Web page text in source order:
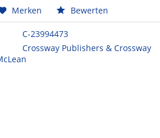
Merken Bewerten
C-23994473
Crossway Publishers & Crossway